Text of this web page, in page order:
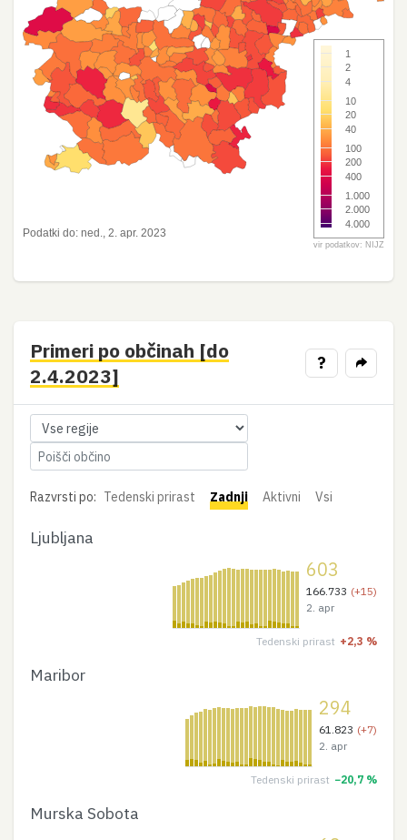
Podatki do: ned., 2. apr. 2023
1
2
4
10
20
40
100
200
400
1.000
2.000
4.000
vir podatkov: NIJZ
Primeri po občinah [do
2.4.2023]
?
Razvrsti po: Tedenski prirast Zadnji Aktivni Vsi
Ljubljana
603
166.733 (+15)
2. apr
Tedenski prirast +2,3 %
Maribor
294
61.823 (+7)
2. apr
Tedenski prirast −20,7 %
Murska Sobota